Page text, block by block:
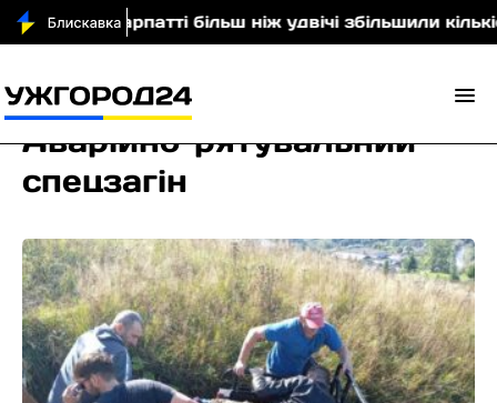
На Закарпатті більш ніж удвічі збільшили
Аварійно-рятувальний
спецзагін